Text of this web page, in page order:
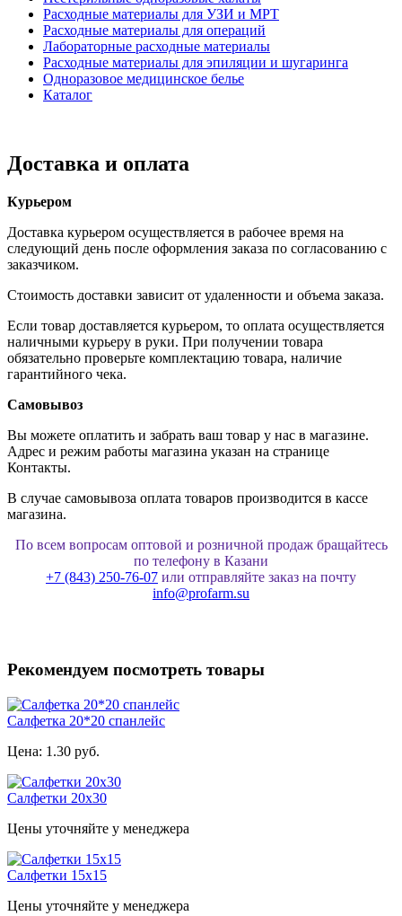
Расходные материалы для УЗИ и МРТ
Расходные материалы для операций
Лабораторные расходные материалы
Расходные материалы для эпиляции и шугаринга
Одноразовое медицинское белье
Каталог
Доставка и оплата
Курьером
Доставка курьером осуществляется в рабочее время на
следующий день после оформления заказа по согласованию с
заказчиком.
Стоимость доставки зависит от удаленности и объема заказа.
Если товар доставляется курьером, то оплата осуществляется
наличными курьеру в руки. При получении товара
обязательно проверьте комплектацию товара, наличие
гарантийного чека.
Самовывоз
Вы можете оплатить и забрать ваш товар у нас в магазине.
Адрес и режим работы магазина указан на странице
Контакты.
В случае самовывоза оплата товаров производится в кассе
магазина.
По всем вопросам оптовой и розничной продаж бращайтесь
по телефону в Казани
+7 (843) 250-76-07 или отправляйте заказ на почту
info@profarm.su
Рекомендуем посмотреть товары
Салфетка 20*20 спанлейс
Цена: 1.30 руб.
Салфетки 20х30
Цены уточняйте у менеджера
Салфетки 15х15
Цены уточняйте у менеджера